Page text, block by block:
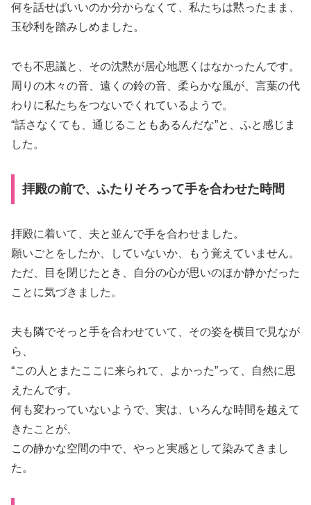
何を話せばいいのか分からなくて、私たちは黙ったまま、
玉砂利を踏みしめました。
でも不思議と、その沈黙が居心地悪くはなかったんです。
周りの木々の音、遠くの鈴の音、柔らかな風が、言葉の代
わりに私たちをつないでくれているようで。
“話さなくても、通じることもあるんだな”と、ふと感じま
した。
拝殿の前で、ふたりそろって手を合わせた時間
拝殿に着いて、夫と並んで手を合わせました。
願いごとをしたか、していないか、もう覚えていません。
ただ、目を閉じたとき、自分の心が思いのほか静かだった
ことに気づきました。
夫も隣でそっと手を合わせていて、その姿を横目で見なが
ら、
“この人とまたここに来られて、よかった”って、自然に思
えたんです。
何も変わっていないようで、実は、いろんな時間を越えて
きたことが、
この静かな空間の中で、やっと実感として染みてきまし
た。